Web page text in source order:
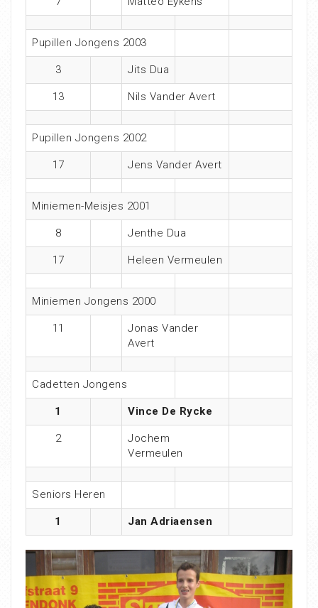
Pupillen Jongens 2003
3 Jits Dua
13 Nils Vander Avert
Pupillen Jongens 2002
17 Jens Vander Avert
Miniemen-Meisjes 2001
8 Jenthe Dua
17 Heleen Vermeulen
Miniemen Jongens 2000
11
Jonas Vander
Avert
Cadetten Jongens
1 Vince De Rycke
2
Jochem
Vermeulen
Seniors Heren
1 Jan Adriaensen